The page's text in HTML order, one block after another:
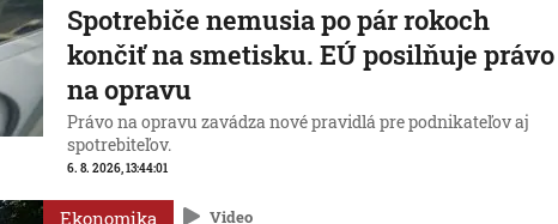
Spotrebiče nemusia po pár rokoch
končiť na smetisku. EÚ posilňuje právo
na opravu
Právo na opravu zavádza nové pravidlá pre podnikateľov aj
spotrebiteľov.
6. 8. 2026, 13:44:01
Ekonomika Video